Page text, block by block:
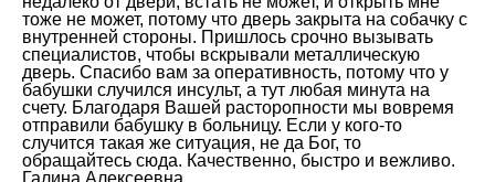
тоже не может, потому что дверь закрыта на собачку с
внутренней стороны. Пришлось срочно вызывать
специалистов, чтобы вскрывали металлическую
дверь. Спасибо вам за оперативность, потому что у
бабушки случился инсульт, а тут любая минута на
счету. Благодаря Вашей расторопности мы вовремя
отправили бабушку в больницу. Если у кого-то
случится такая же ситуация, не да Бог, то
обращайтесь сюда. Качественно, быстро и вежливо.
Галина Алексеевна